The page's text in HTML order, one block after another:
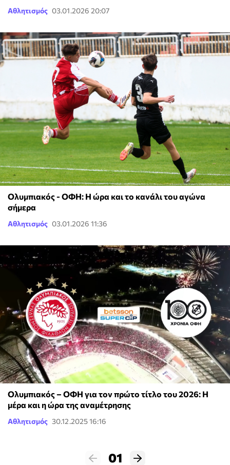
Αθλητισμός 03.01.2026 20:07
Ολυμπιακός - ΟΦΗ: Η ώρα και το κανάλι του αγώνα
σήμερα
Αθλητισμός 03.01.2026 11:36
Ολυμπιακός – ΟΦΗ για τον πρώτο τίτλο του 2026: Η
μέρα και η ώρα της αναμέτρησης
Αθλητισμός 30.12.2025 16:16
01